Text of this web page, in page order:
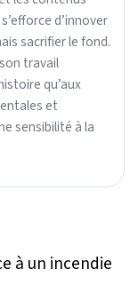
d’innover
sacrifier le fond.
travail
qu’aux
et
sensibilité à la